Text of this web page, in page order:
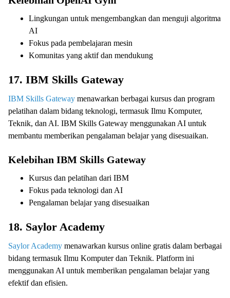
Lingkungan untuk mengembangkan dan menguji algoritma
AI
Fokus pada pembelajaran mesin
Komunitas yang aktif dan mendukung
17. IBM Skills Gateway
IBM Skills Gateway menawarkan berbagai kursus dan program
pelatihan dalam bidang teknologi, termasuk Ilmu Komputer,
Teknik, dan AI. IBM Skills Gateway menggunakan AI untuk
membantu memberikan pengalaman belajar yang disesuaikan.
Kelebihan IBM Skills Gateway
Kursus dan pelatihan dari IBM
Fokus pada teknologi dan AI
Pengalaman belajar yang disesuaikan
18. Saylor Academy
Saylor Academy menawarkan kursus online gratis dalam berbagai
bidang termasuk Ilmu Komputer dan Teknik. Platform ini
menggunakan AI untuk memberikan pengalaman belajar yang
efektif dan efisien.